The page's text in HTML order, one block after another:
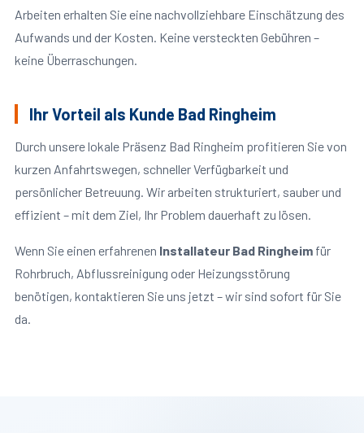
Arbeiten erhalten Sie eine nachvollziehbare Einschätzung des
Aufwands und der Kosten. Keine versteckten Gebühren –
keine Überraschungen.
Ihr Vorteil als Kunde Bad Ringheim
Durch unsere lokale Präsenz Bad Ringheim profitieren Sie von
kurzen Anfahrtswegen, schneller Verfügbarkeit und
persönlicher Betreuung. Wir arbeiten strukturiert, sauber und
effizient – mit dem Ziel, Ihr Problem dauerhaft zu lösen.
Wenn Sie einen erfahrenen Installateur Bad Ringheimfür
Rohrbruch, Abflussreinigung oder Heizungsstörung
benötigen, kontaktieren Sie uns jetzt – wir sind sofort für Sie
da.